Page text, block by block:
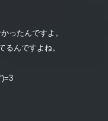
ったんですよ。
るんですよね。